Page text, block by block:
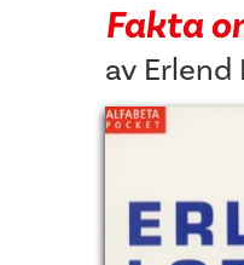
Fakta
av Erlend